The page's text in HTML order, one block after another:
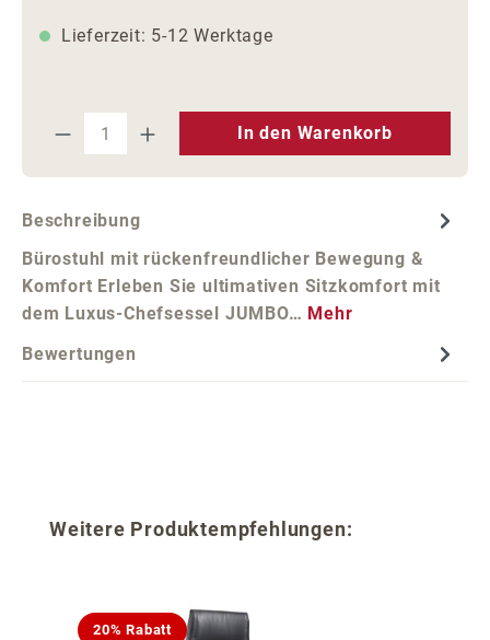
Lieferzeit: 5-12 Werktage
Produkt Anzahl: Gib den
In den Warenkorb
Beschreibung
Bürostuhl mit rückenfreundlicher Bewegung &
Komfort Erleben Sie ultimativen Sitzkomfort mit
dem Luxus-Chefsessel JUMBO… Mehr
Bewertungen
Produktgalerie überspringen
Weitere Produktempfehlungen:
20% Rabatt